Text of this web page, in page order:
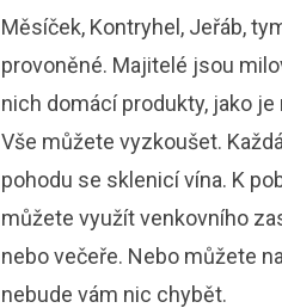
Měsíček, Kontryhel, Jeřáb,
provoněné. Majitelé jsou
nich domácí produkty, jako
Vše můžete vyzkoušet.
pohodu se sklenicí vína. K
můžete využít venkovního
nebo večeře. Nebo můžete
nebude vám nic chybět.